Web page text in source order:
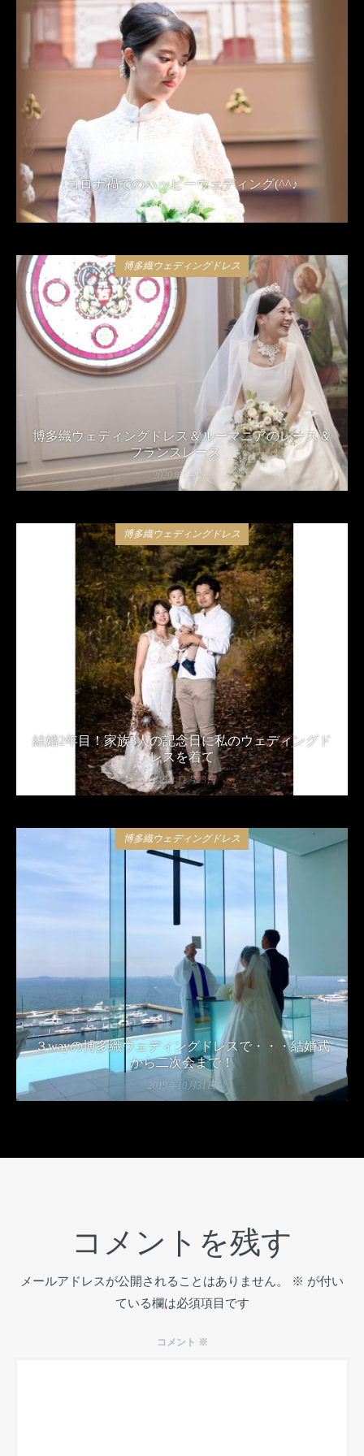
コロナ禍でのハッピーウェディング(^^♪
2021年4月24日
博多織ウェディングドレス
博多織ウェディングドレス＆ルーマニアのレース＆
フランスレース
2020年5月8日
博多織ウェディングドレス
結婚2年目！家族3人の記念日に私のウェディングド
レスを着て
2019年11月23日
博多織ウェディングドレス
３wayの博多織ウェディングドレスで・・・結婚式
から二次会まで！
2019年10月31日
コメントを残す
メールアドレスが公開されることはありません。 ※ が付い
ている欄は必須項目です
コメント ※